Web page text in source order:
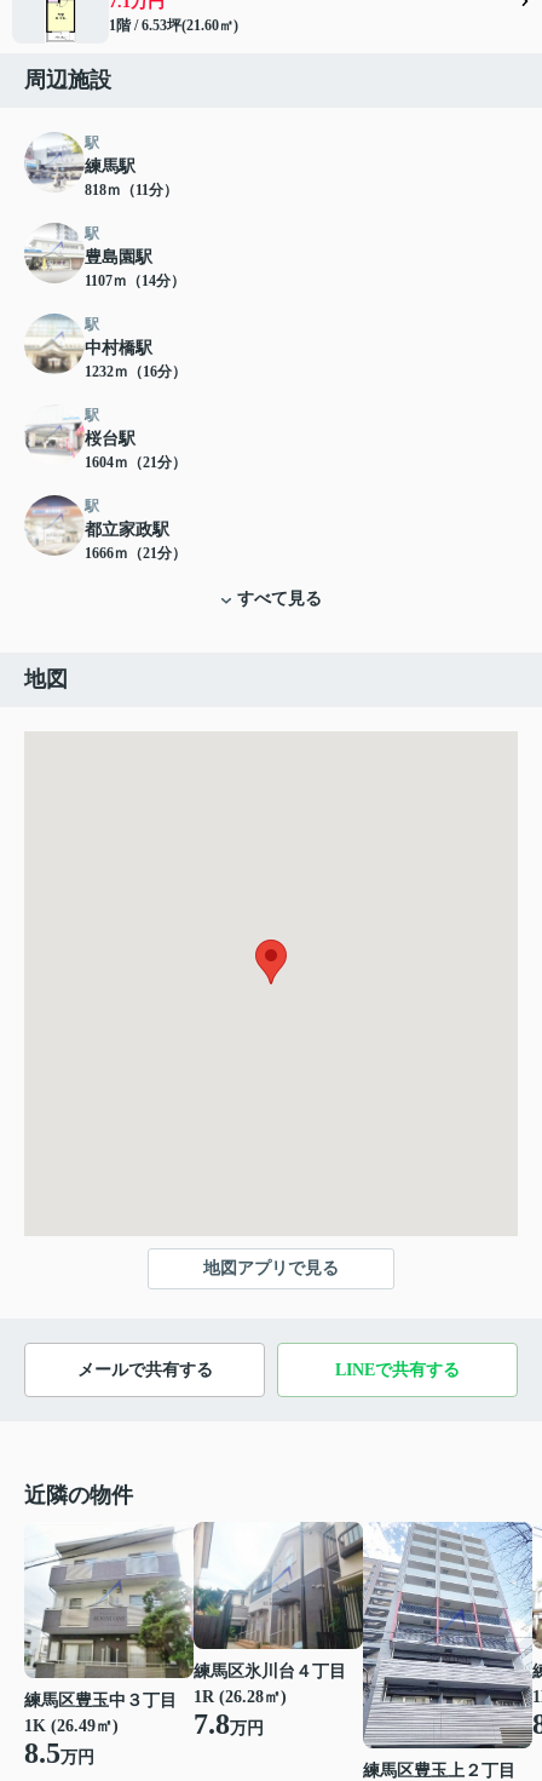
1階 / 6.53坪(21.60㎡)
周辺施設
駅
練馬駅
818ｍ（11分）
駅
豊島園駅
1107ｍ（14分）
駅
中村橋駅
1232ｍ（16分）
駅
桜台駅
1604ｍ（21分）
駅
都立家政駅
1666ｍ（21分）
すべて見る
地図
地図アプリで見る
メールで共有する LINEで共有する
近隣の物件
練馬区豊玉中３丁目
1K (26.49㎡)
8.5万円
練馬区氷川台４丁目
1R (26.28㎡)
7.8万円
練馬区豊玉上２丁目